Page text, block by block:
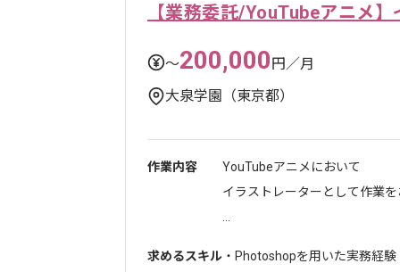
【業務委託/YouTubeアニメ
〜200,000円／月
大泉学園（東京都）
作業内容
YouTubeアニメにおいて
イラストレーターとして作業
求めるスキル ・Photoshopを用いた実務経験